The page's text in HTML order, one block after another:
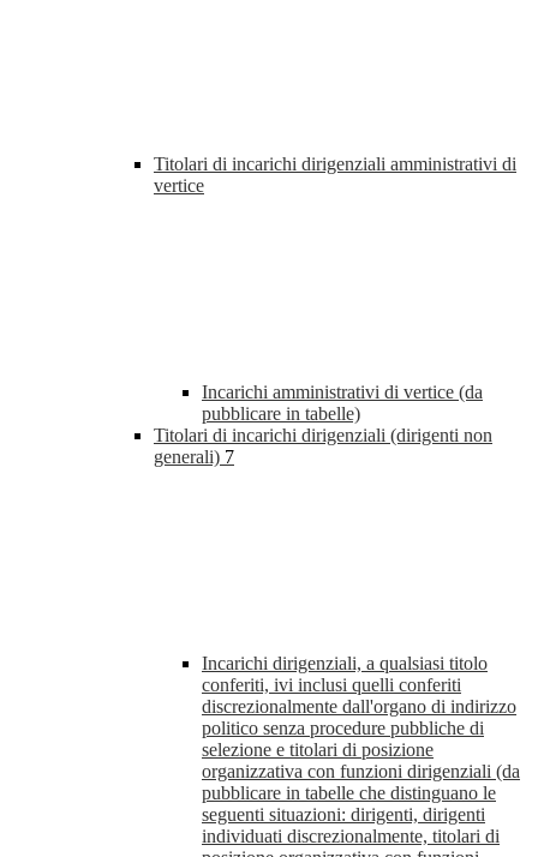
Titolari di incarichi dirigenziali amministrativi di
vertice
Incarichi amministrativi di vertice (da
pubblicare in tabelle)
Titolari di incarichi dirigenziali (dirigenti non
generali) 7
Incarichi dirigenziali, a qualsiasi titolo
conferiti, ivi inclusi quelli conferiti
discrezionalmente dall'organo di indirizzo
politico senza procedure pubbliche di
selezione e titolari di posizione
organizzativa con funzioni dirigenziali (da
pubblicare in tabelle che distinguano le
seguenti situazioni: dirigenti, dirigenti
individuati discrezionalmente, titolari di